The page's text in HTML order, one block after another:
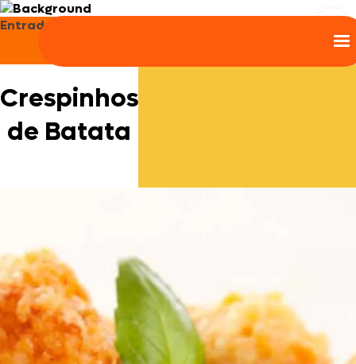
Entradas e Aperitivos
Crespinhos
de Batata